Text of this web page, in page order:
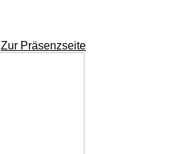
Zur Präsenzseite